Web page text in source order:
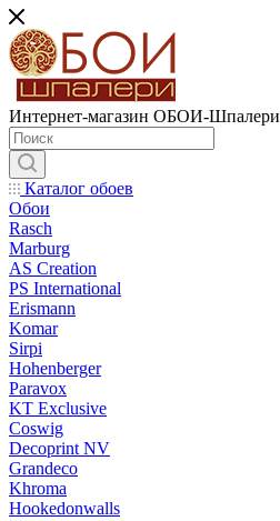
Интернет-магазин ОБОИ-Шпалери
Каталог обоев
Обои
Rasch
Marburg
AS Creation
PS International
Erismann
Komar
Sirpi
Hohenberger
Paravox
KT Exclusive
Coswig
Decoprint NV
Grandeco
Khroma
Hookedonwalls